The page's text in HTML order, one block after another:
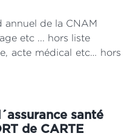
annuel de la CNAM
etc ... hors liste
acte médical etc… hors
santé
de CARTE